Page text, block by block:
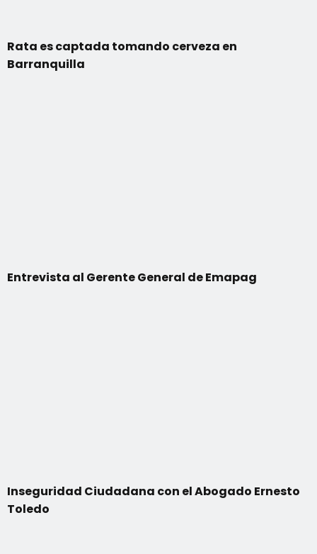
Rata es captada tomando cerveza en
Barranquilla
Entrevista al Gerente General de Emapag
Inseguridad Ciudadana con el Abogado Ernesto
Toledo